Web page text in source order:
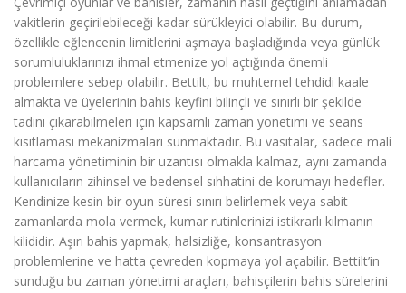
vakitlerin geçirilebileceği kadar sürükleyici olabilir. Bu durum,
özellikle eğlencenin limitlerini aşmaya başladığında veya günlük
sorumluluklarınızı ihmal etmenize yol açtığında önemli
problemlere sebep olabilir. Bettilt, bu muhtemel tehdidi kaale
almakta ve üyelerinin bahis keyfini bilinçli ve sınırlı bir şekilde
tadını çıkarabilmeleri için kapsamlı zaman yönetimi ve seans
kısıtlaması mekanizmaları sunmaktadır. Bu vasıtalar, sadece mali
harcama yönetiminin bir uzantısı olmakla kalmaz, aynı zamanda
kullanıcıların zihinsel ve bedensel sıhhatini de korumayı hedefler.
Kendinize kesin bir oyun süresi sınırı belirlemek veya sabit
zamanlarda mola vermek, kumar rutinlerinizi istikrarlı kılmanın
kilididir. Aşırı bahis yapmak, halsizliğe, konsantrasyon
problemlerine ve hatta çevreden kopmaya yol açabilir. Bettilt’in
sunduğu bu zaman yönetimi araçları, bahisçilerin bahis sürelerini